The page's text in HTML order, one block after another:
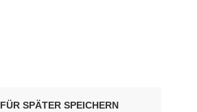
FÜR SPÄTER SPEICHERN